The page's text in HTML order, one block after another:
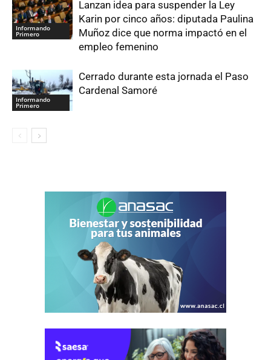
Informando
Primero
Lanzan idea para suspender la Ley
Karin por cinco años: diputada Paulina
Muñoz dice que norma impactó en el
empleo femenino
Informando
Primero
Cerrado durante esta jornada el Paso
Cardenal Samoré